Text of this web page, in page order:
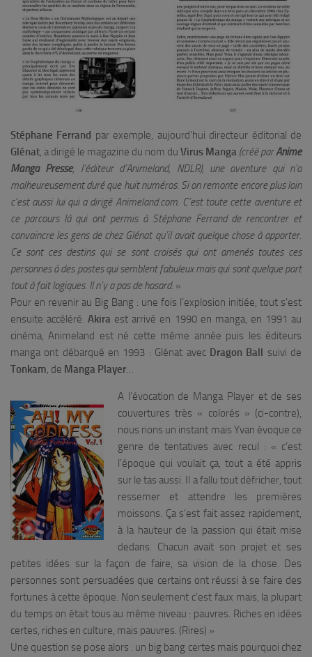
Stéphane Ferrand par exemple, aujourd’hui directeur éditorial de
Glénat, a dirigé le magazine du nom du Virus Manga (créé parAnime
Manga Presse, l’éditeur d’Animeland, NDLR), une aventure qui n’a
malheureusement duré que huit numéros. Si on remonte encore plus loin
c’est aussi lui qui a dirigé Animeland.com. C’est toute cette aventure et
ce parcours là qui ont permis à Stéphane Ferrand de rencontrer et
convaincre les gens de chez Glénat qu’il avait quelque chose à apporter.
Ce sont ces destins qui se sont croisés qui ont amenés toutes ces
personnes à des postes qui semblent fabuleux mais qui sont quelque part
tout à fait logiques. Il n’y a pas de hasard. »
Pour en revenir au Big Bang : une fois l’explosion initiée, tout s’est
ensuite accéléré.Akira est arrivé en 1990 en manga, en 1991 au
cinéma, Animeland est né cette même année puis les éditeurs
manga ont débarqué en 1993 : Glénat avec Dragon Ball
suivi de
Tonkam, de Manga Player…
A l’évocation de Manga Player et de ses
couvertures très « colorés » (ci-contre),
nous rions un instant mais Yvan évoque ce
genre de tentatives avec recul : « c’est
l’époque qui voulait ça, tout a été appris
sur le tas aussi. Il a fallu tout défricher, tout
ressemer et attendre les premières
moissons. Ça s’est fait assez rapidement,
à la hauteur de la passion qui était mise
dedans. Chacun avait son projet et ses
petites idées sur la façon de faire, sa vision de la chose. Des
personnes sont persuadées que certains ont réussi à se faire des
fortunes à cette époque. Non seulement c’est faux mais, la plupart
du temps on était tous au même niveau : pauvres. Riches en idées
certes, riches en culture, mais pauvres. (Rires) »
Une question se pose alors : un big bang certes mais pourquoi chez